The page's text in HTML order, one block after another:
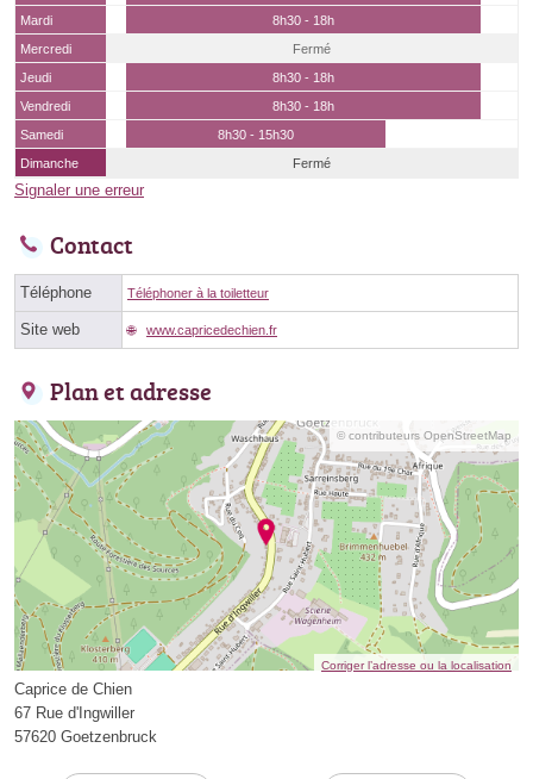
Mardi
8h30 - 18h
Mercredi
Fermé
Jeudi
8h30 - 18h
Vendredi
8h30 - 18h
Samedi
8h30 - 15h30
Dimanche
Fermé
Signaler une erreur
Contact
Téléphone Téléphoner à la toiletteur
Site web www.capricedechien.fr
Plan et adresse
© contributeurs OpenStreetMap
Corriger l’adresse ou la localisation
Caprice de Chien
67 Rue d'Ingwiller
57620 Goetzenbruck